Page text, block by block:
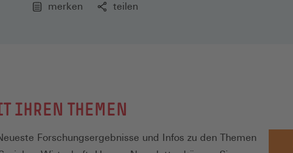
merken teilen
IHREN THEMEN
Forschungsergebnisse und Infos zu den Themen